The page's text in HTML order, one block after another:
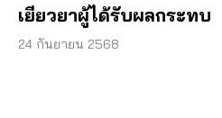
เยียวยาผู้ได้รับผลกระทบ
24 กันยายน 2568